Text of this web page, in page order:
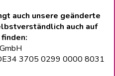
auch unsere geänderte
auch auf
3705 0299 0000 8031